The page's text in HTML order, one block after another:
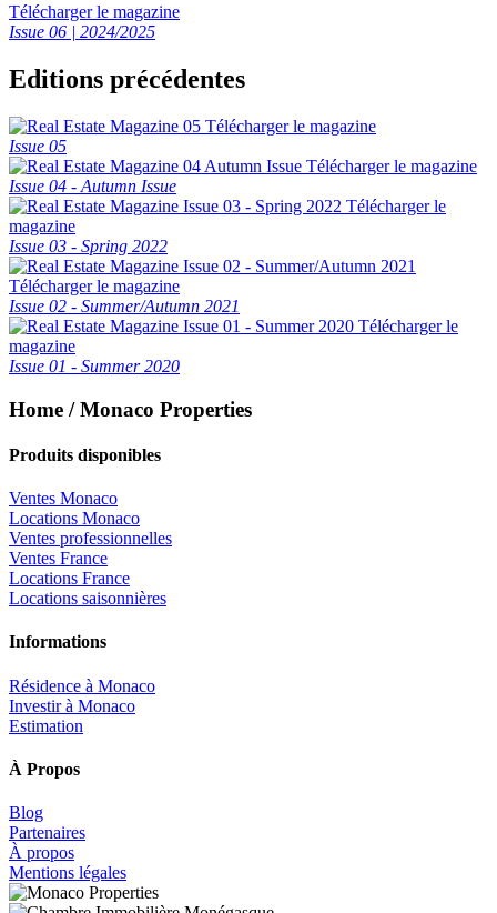
Télécharger le magazine
Issue 06 | 2024/2025
Editions précédentes
Télécharger le magazine
Issue 05
Télécharger le magazine
Issue 04 - Autumn Issue
Télécharger le
magazine
Issue 03 - Spring 2022
Télécharger le magazine
Issue 02 - Summer/Autumn 2021
Télécharger le
magazine
Issue 01 - Summer 2020
Home / Monaco Properties
Produits disponibles
Ventes Monaco
Locations Monaco
Ventes professionnelles
Ventes France
Locations France
Locations saisonnières
Informations
Résidence à Monaco
Investir à Monaco
Estimation
À Propos
Blog
Partenaires
À propos
Mentions légales